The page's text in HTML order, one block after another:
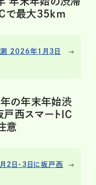
で最大35km
測 2026年1月3日
の年末年始渋
戸西スマートIC
意
2日・3日に坂戸西